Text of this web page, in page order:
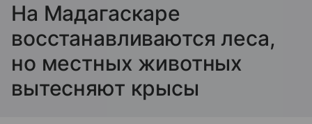
На Мадагаскаре
восстанавливаются леса,
но местных животных
вытесняют крысы